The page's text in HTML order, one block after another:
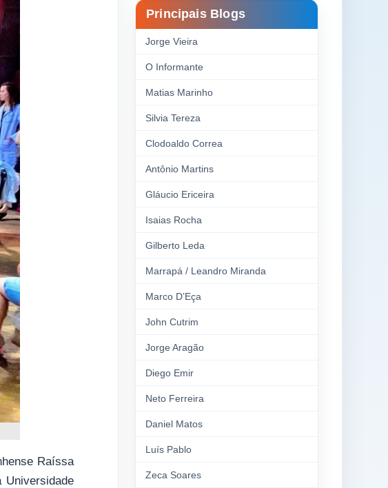
Raíssa
Principais Blogs
Jorge Vieira
O Informante
Matias Marinho
Silvia Tereza
Clodoaldo Correa
Antônio Martins
Gláucio Ericeira
Isaias Rocha
Gilberto Leda
Marrapá / Leandro Miranda
Marco D’Eça
John Cutrim
Jorge Aragão
Diego Emir
Neto Ferreira
Daniel Matos
Luís Pablo
Zeca Soares